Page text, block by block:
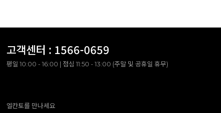
고객센터 : 1566-0659
평일 10:00 - 16:00 | 점심 11:50 - 13:00 (주말 및 공휴일 휴무)
엘칸토를 만나세요